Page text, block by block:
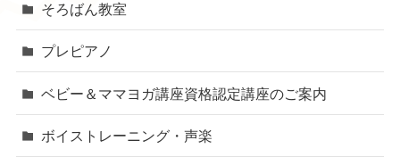
そろばん教室
プレピアノ
ベビー＆ママヨガ講座資格認定講座のご案内
ボイストレーニング・声楽